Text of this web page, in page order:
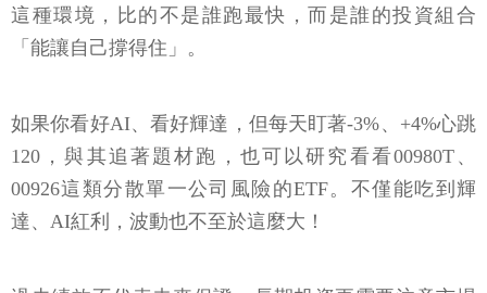
這種環境，比的不是誰跑最快，而是誰的投資組合
「能讓自己撐得住」。
如果你看好AI、看好輝達，但每天盯著-3%、+4%心跳
120，與其追著題材跑，也可以研究看看00980T、
00926這類分散單一公司風險的ETF。不僅能吃到輝
達、AI紅利，波動也不至於這麼大！